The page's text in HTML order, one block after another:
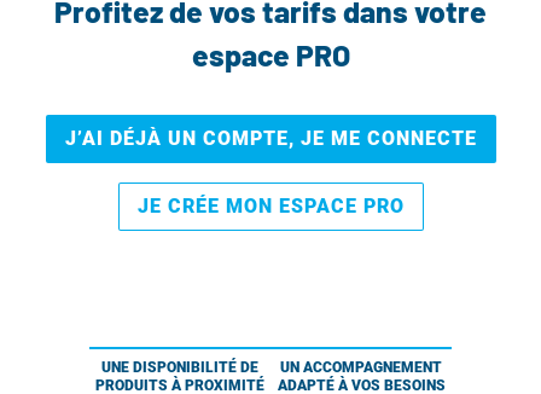
Profitez de vos tarifs dans votre
espace PRO
J’AI DÉJÀ UN COMPTE, JE ME CONNECTE
JE CRÉE MON ESPACE PRO
UNE DISPONIBILITÉ DE
PRODUITS À PROXIMITÉ
UN ACCOMPAGNEMENT
ADAPTÉ À VOS BESOINS